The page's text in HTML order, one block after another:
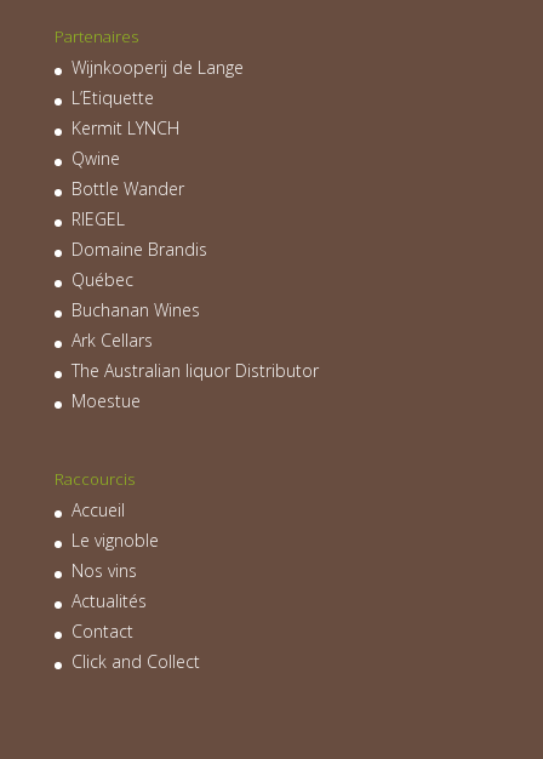
Partenaires
Wijnkooperij de Lange
L’Etiquette
Kermit LYNCH
Qwine
Bottle Wander
RIEGEL
Domaine Brandis
Québec
Buchanan Wines
Ark Cellars
The Australian liquor Distributor
Moestue
Raccourcis
Accueil
Le vignoble
Nos vins
Actualités
Contact
Click and Collect